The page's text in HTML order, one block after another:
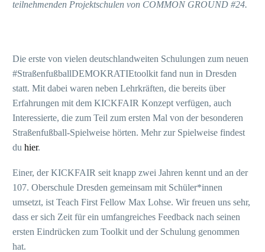
teilnehmenden Projektschulen von COMMON GROUND #24.
Die erste von vielen deutschlandweiten Schulungen zum neuen
#StraßenfußballDEMOKRATIEtoolkit fand nun in Dresden
statt. Mit dabei waren neben Lehrkräften, die bereits über
Erfahrungen mit dem KICKFAIR Konzept verfügen, auch
Interessierte, die zum Teil zum ersten Mal von der besonderen
Straßenfußball-Spielweise hörten. Mehr zur Spielweise findest
du hier.
Einer, der KICKFAIR seit knapp zwei Jahren kennt und an der
107. Oberschule Dresden gemeinsam mit Schüler*innen
umsetzt, ist Teach First Fellow Max Lohse. Wir freuen uns sehr,
dass er sich Zeit für ein umfangreiches Feedback nach seinen
ersten Eindrücken zum Toolkit und der Schulung genommen
hat.